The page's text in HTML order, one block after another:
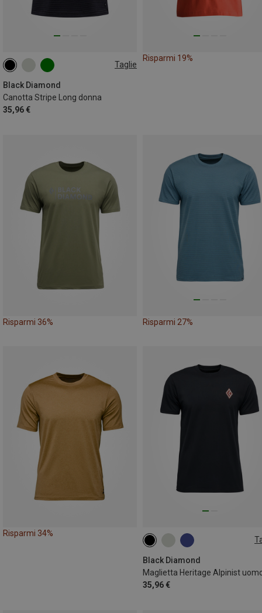
Taglie
Black Diamond
Canotta Stripe Long donna
35,96 €
XS M
Risparmi 19%
Risparmi 36% Risparmi 27%
Risparmi 34%
Black Diamond
Maglietta Heritage Alpinist
35,96 €
M L XL